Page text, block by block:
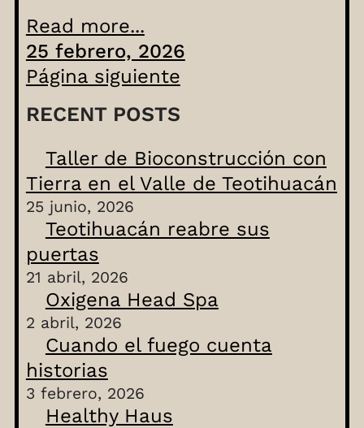
Read more...
25 febrero, 2026
Página siguiente
RECENT POSTS
Taller de Bioconstrucción con
Tierra en el Valle de Teotihuacán
25 junio, 2026
Teotihuacán reabre sus
puertas
21 abril, 2026
Oxigena Head Spa
2 abril, 2026
Cuando el fuego cuenta
historias
3 febrero, 2026
Healthy Haus